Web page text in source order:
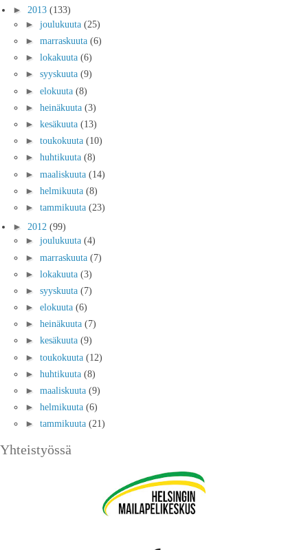
► 2013 (133)
► joulukuuta (25)
► marraskuuta (6)
► lokakuuta (6)
► syyskuuta (9)
► elokuuta (8)
► heinäkuuta (3)
► kesäkuuta (13)
► toukokuuta (10)
► huhtikuuta (8)
► maaliskuuta (14)
► helmikuuta (8)
► tammikuuta (23)
► 2012 (99)
► joulukuuta (4)
► marraskuuta (7)
► lokakuuta (3)
► syyskuuta (7)
► elokuuta (6)
► heinäkuuta (7)
► kesäkuuta (9)
► toukokuuta (12)
► huhtikuuta (8)
► maaliskuuta (9)
► helmikuuta (6)
► tammikuuta (21)
Yhteistyössä